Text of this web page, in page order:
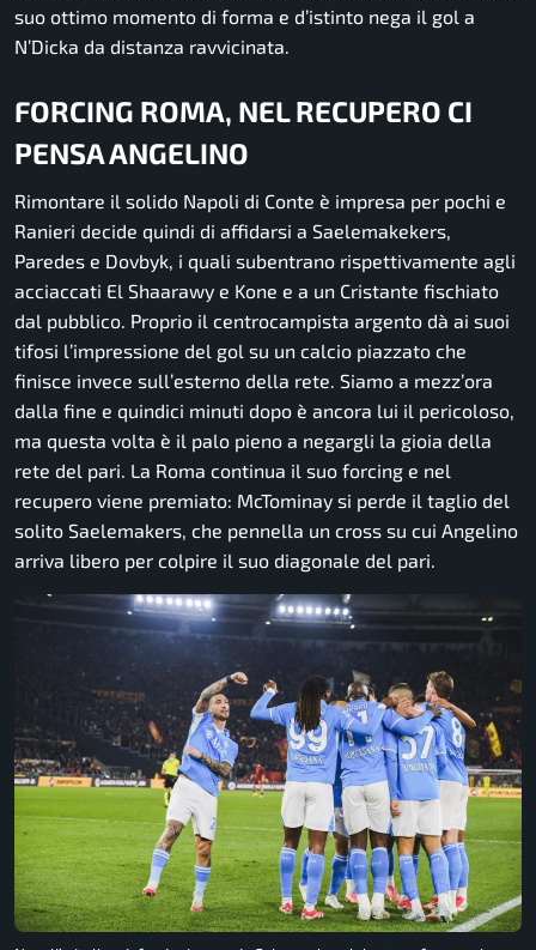
suo ottimo momento di forma e d’istinto nega il gol a
N’Dicka da distanza ravvicinata.
FORCING ROMA, NEL RECUPERO CI
PENSA ANGELINO
Rimontare il solido Napoli di Conte è impresa per pochi e
Ranieri decide quindi di affidarsi a Saelemakekers,
Paredes e Dovbyk, i quali subentrano rispettivamente agli
acciaccati El Shaarawy e Kone e a un Cristante fischiato
dal pubblico. Proprio il centrocampista argento dà ai suoi
tifosi l’impressione del gol su un calcio piazzato che
finisce invece sull’esterno della rete. Siamo a mezz’ora
dalla fine e quindici minuti dopo è ancora lui il pericoloso,
ma questa volta è il palo pieno a negargli la gioia della
rete del pari. La Roma continua il suo forcing e nel
recupero viene premiato: McTominay si perde il taglio del
solito Saelemakers, che pennella un cross su cui Angelino
arriva libero per colpire il suo diagonale del pari.